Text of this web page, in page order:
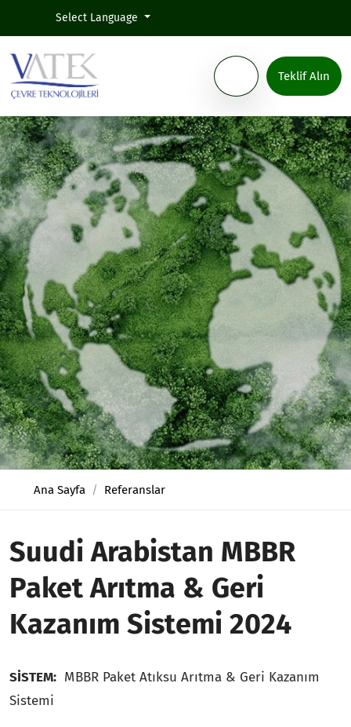
Select Language
Teklif Alın
Ana Sayfa Referanslar
Suudi Arabistan MBBR
Paket Arıtma & Geri
Kazanım Sistemi 2024
SİSTEM: MBBR Paket Atıksu Arıtma & Geri Kazanım
Sistemi